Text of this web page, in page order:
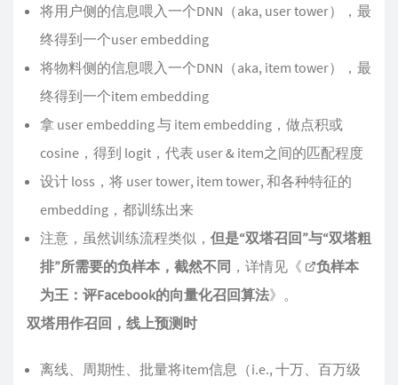
将用户侧的信息喂入一个DNN（aka, user tower），最
终得到一个user embedding
将物料侧的信息喂入一个DNN（aka, item tower），最
终得到一个item embedding
拿 user embedding 与 item embedding，做点积或
cosine，得到 logit，代表 user & item之间的匹配程度
设计 loss，将 user tower, item tower, 和各种特征的
embedding，都训练出来
注意，虽然训练流程类似， 但是“双塔召回”与“双塔粗
排”所需要的负样本，截然不同 ，详情见《
负样本
为王：评Facebook的向量化召回算法》。
双塔用作召回，线上预测时
离线、周期性、批量将item信息（i.e., 十万、百万级